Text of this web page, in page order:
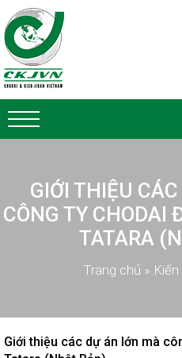
GIỚI THIỆU
CÔNG TY CHODAI
TATARA
Trang chủ »
Giới thiệu các dự án lớn mà